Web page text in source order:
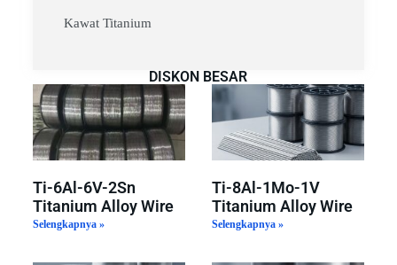
Kawat Titanium
DISKON BESAR
Ti-6Al-6V-2Sn
Titanium Alloy Wire
Selengkapnya »
Ti-8Al-1Mo-1V
Titanium Alloy Wire
Selengkapnya »